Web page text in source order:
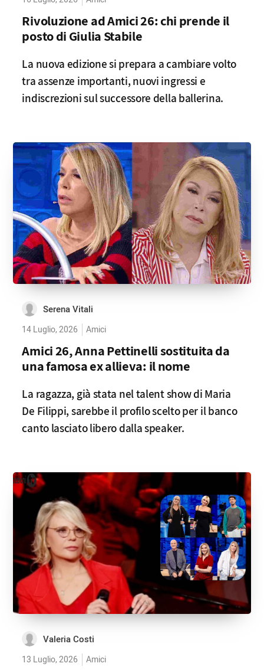
Rivoluzione ad Amici 26: chi prende il
posto di Giulia Stabile
La nuova edizione si prepara a cambiare volto
tra assenze importanti, nuovi ingressi e
indiscrezioni sul successore della ballerina.
Serena Vitali
14 Luglio, 2026 Amici
Amici 26, Anna Pettinelli sostituita da
una famosa ex allieva: il nome
La ragazza, già stata nel talent show di Maria
De Filippi, sarebbe il profilo scelto per il banco
canto lasciato libero dalla speaker.
Valeria Costi
13 Luglio, 2026 Amici